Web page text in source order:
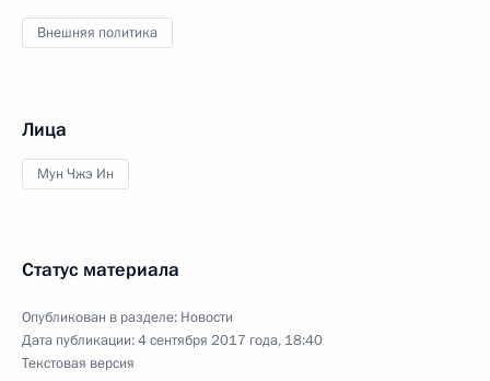
Внешняя политика
Лица
Мун Чжэ Ин
Статус материала
Опубликован в разделе: Новости
Дата публикации:4 сентября 2017 года, 18:40
Текстовая версия